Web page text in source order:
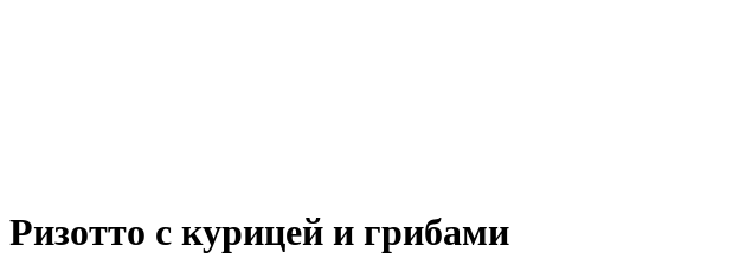
Ризотто с курицей и грибами